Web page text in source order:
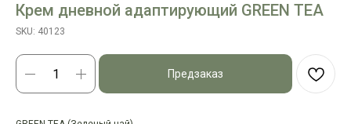
Крем дневной адаптирующий GREEN TEA
SKU: 40123
Предзаказ